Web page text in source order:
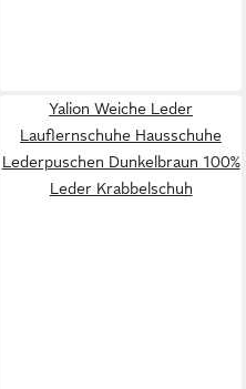
Yalion Weiche Leder
Lauflernschuhe Hausschuhe
Lederpuschen Dunkelbraun 100%
Leder Krabbelschuh